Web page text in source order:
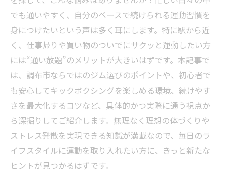
でも通いやすく、自分のペースで続けられる運動習慣を
身につけたいという声は多く耳にします。特に駅から近
く、仕事帰りや買い物のついでにサクッと運動したい方
には“通い放題”のメリットが大きいはずです。本記事で
は、調布市ならではのジム選びのポイントや、初心者で
も安心してキックボクシングを楽しめる環境、続けやす
さを最大化するコツなど、具体的かつ実際に通う視点か
ら深掘りしてご紹介します。無理なく理想の体づくりや
ストレス発散を実現できる知識が満載なので、毎日のラ
イフスタイルに運動を取り入れたい方に、きっと新たな
ヒントが見つかるはずです。